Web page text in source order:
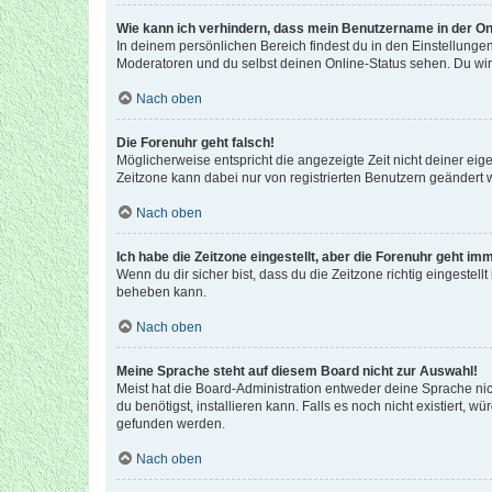
Wie kann ich verhindern, dass mein Benutzername in der
In deinem persönlichen Bereich findest du in den
Moderatoren und du selbst deinen Online-Status sehen. Du
Nach oben
Die Forenuhr geht falsch!
Möglicherweise entspricht die angezeigte Zeit nicht deiner
Zeitzone kann dabei nur von registrierten Benutzern geändert
Nach oben
Ich habe die Zeitzone eingestellt, aber die Forenuhr geht
Wenn du dir sicher bist, dass du die Zeitzone richtig
beheben kann.
Nach oben
Meine Sprache steht auf diesem Board nicht zur Auswahl!
Meist hat die Board-Administration entweder deine Sprache
du benötigst, installieren kann. Falls es noch nicht existiert,
gefunden werden.
Nach oben